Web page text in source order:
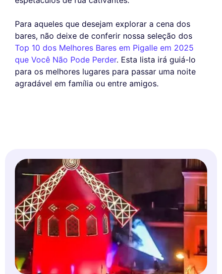
Para aqueles que desejam explorar a cena dos
bares, não deixe de conferir nossa seleção dos
Top 10 dos Melhores Bares em Pigalle em 2025
que Você Não Pode Perder. Esta lista irá guiá-lo
para os melhores lugares para passar uma noite
agradável em família ou entre amigos.